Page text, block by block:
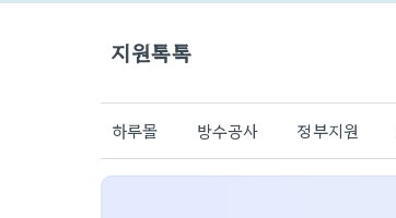
지원톡톡
하루몰 방수공사 정부지원